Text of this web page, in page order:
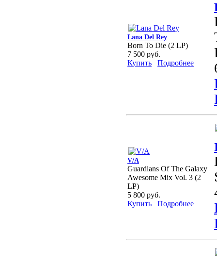
Lana Del Rey
Born To Die (2 LP)
7 500 руб.
Купить
Подробнее
V/A
Guardians Of The Galaxy
Awesome Mix Vol. 3 (2
LP)
5 800 руб.
Купить
Подробнее